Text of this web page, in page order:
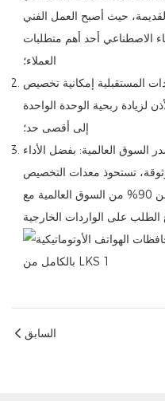
حيث أصبح العمل الفني
الاصطناعي أحد أهم متطلبات
العملاء؛
المستقبلية إمكانية تخصيص
لزيادة ربحية الوحدة الواحدة
إلى أقصى حد؛
السوق العالمية: بفضل الأداء
تستحوذ معدات التخصيص
المصنعة في الصين على أكثر من 90% من السوق العالمية مع
السابق